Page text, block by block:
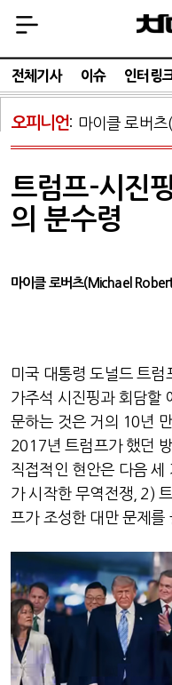
전체기사 이슈 인터링
오피니언 마이클 로버
트럼프-시진
의 분수령
마이클 로버츠(Michael
미국 대통령 도널드 트럼
가주석 시진핑과 회담할
문하는 것은 거의
10년
2017년 트럼프가 했던
직접적인 현안은 다음 세
가 시작한 무역전쟁 , 2)
프가 조성한 대만 문제를